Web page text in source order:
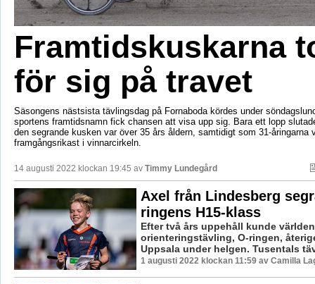
Framtidskuskarna
för sig på travet
Säsongens nästsista tävlingsdag på Fornaboda kördes under
sportens framtidsnamn fick chansen att visa upp sig. Bara ett lopp
den segrande kusken var över 35 års åldern, samtidigt som 31-åringarna
framgångsrikast i vinnarcirkeln.
14 augusti 2022 klockan 19:45 av Timmy Lundegård
Axel från Lindesberg
ringens H15-klass
Efter två års uppehåll kunde
orienteringstävling, O-ringen,
Uppsala under helgen. Tusentals
1 augusti 2022 klockan 11:59 av Camilla